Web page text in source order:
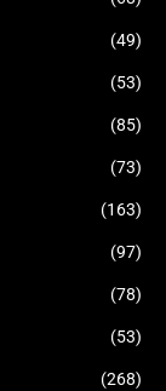
(49)
(53)
(85)
(73)
(163)
(97)
(78)
(53)
(268)